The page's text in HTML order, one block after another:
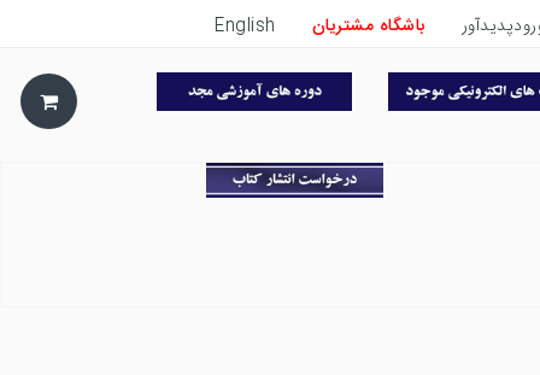
باشگاه مشتریان English